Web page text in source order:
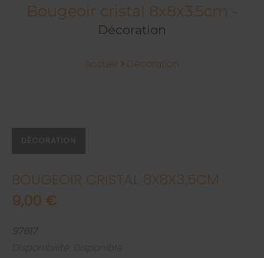
Bougeoir cristal 8x8x3.5cm -
Décoration
Accueil > Décoration
DÉCORATION
BOUGEOIR CRISTAL 8X8X3.5CM
9,00 €